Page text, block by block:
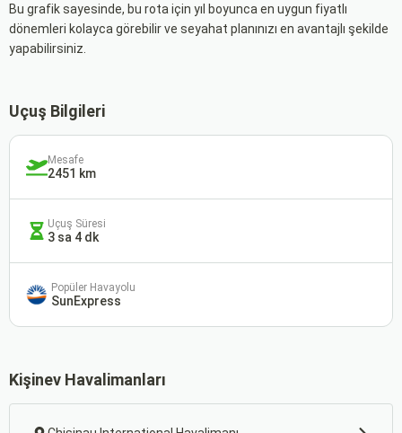
Bu grafik sayesinde, bu rota için yıl boyunca en uygun fiyatlı
dönemleri kolayca görebilir ve seyahat planınızı en avantajlı şekilde
yapabilirsiniz.
Uçuş Bilgileri
Mesafe
2451 km
Uçuş Süresi
3 sa 4 dk
Popüler Havayolu
SunExpress
Kişinev Havalimanları